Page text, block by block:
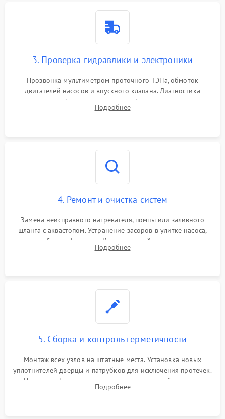
3. Проверка гидравлики и электроники
Прозвонка мультиметром проточного ТЭНа, обмоток
двигателей насосов и впускного клапана. Диагностика
прессостата (датчика уровня воды), датчика мутности,
концевика дверцы и электронного модуля управления.
Подробнее
4. Ремонт и очистка систем
Замена неисправного нагревателя, помпы или заливного
шланга с аквастопом. Устранение засоров в улитке насоса,
патрубках и фильтрах. Компонентный ремонт платы
управления, восстановление поврежденной проводки.
Подробнее
5. Сборка и контроль герметичности
Монтаж всех узлов на штатные места. Установка новых
уплотнителей дверцы и патрубков для исключения протечек.
Надежная фиксация хомутов гидравлической системы,
сборка корпуса и установка датчика поплавка.
Подробнее